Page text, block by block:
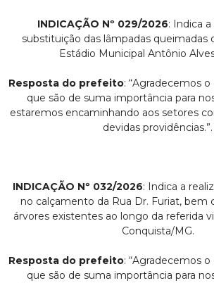
INDICAÇÃO Nº 029/2026: Indica
substituição das lâmpadas queimadas
Estádio Municipal Antônio
Resposta do prefeito: “Agradecemos
que são de suma importância para
estaremos encaminhando aos setores
devidas providências.”.
INDICAÇÃO Nº 032/2026: Indica a
no calçamento da Rua Dr. Furiat, bem
árvores existentes ao longo da referida
Conquista/MG.
Resposta do prefeito: “Agradecemos
que são de suma importância para